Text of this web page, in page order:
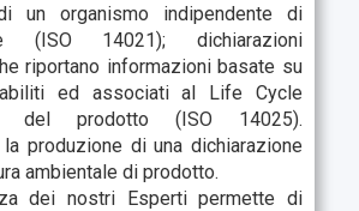
un organismo indipendente di
(ISO 14021); dichiarazioni
riportano informazioni basate su
ed associati al Life Cycle
del prodotto (ISO 14025).
produzione di una dichiarazione
ambientale di prodotto.
dei nostri Esperti permette di